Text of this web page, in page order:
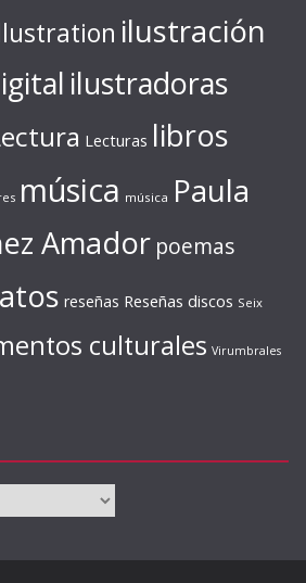
ilustración
ilustradoras
Lecturas libros
música música Paula
Amador poemas
reseñas Reseñas discos Seix
culturales Virumbrales